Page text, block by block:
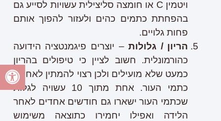
ויטמין C או חומצה סליצילית עשויות לסייע גם
בהפחתת כתמים כהים ולעזור להפוך אותם
פחות גלויים.
הריון / גלולות– יוצרים פיגמנטציה הידועה
כהורמונלית. חשוב לציין כי טיפולים בהריון
כמעט שלא מועילים ולכן רצוי להמתין לאחריו.
כתמי העור. אחת מתוך 10 עשויה לגלות
שכתמי העור ישארו גם חודשים אחדים לאחר
הלידה ואפילו יחמירו כתוצאה משימוש